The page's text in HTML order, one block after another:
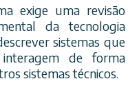
exige uma revisão
da tecnologia
sistemas que
de forma
sistemas técnicos.